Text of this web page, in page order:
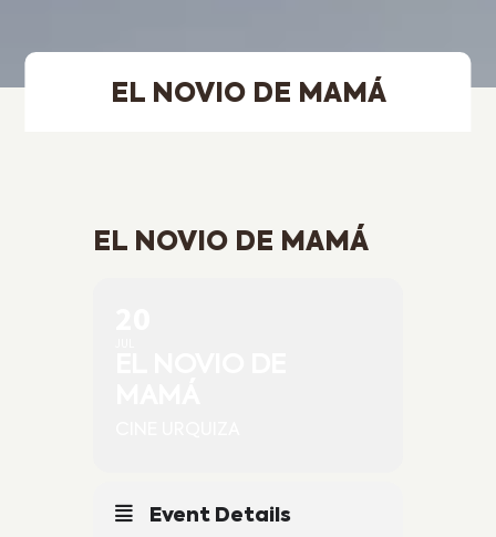
EL NOVIO DE MAMÁ
EL NOVIO DE MAMÁ
Event Details